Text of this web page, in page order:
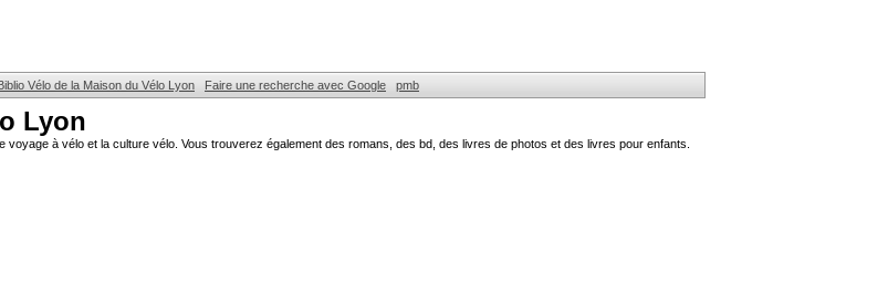
Vélo de la Maison du Vélo Lyon Faire une recherche avec Google pmb
Lyon
à vélo et la culture vélo. Vous trouverez également des romans, des bd, des livres de photos et des livres pour enfants.